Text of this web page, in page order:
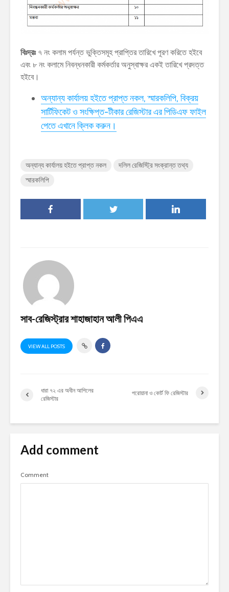
বিঃদ্রঃ ৭ নং কলাম পর্যন্ত ভুক্তিসমূহ প্রাপ্তির তারিখে পূরণ করিতে হইবে
এবং ৮ নং কলামে নিবন্ধনকারী কর্মকর্তার অনুস্বাক্ষর একই তারিখে প্রদত্ত
হইবে।
অন্যান্য কার্যালয় হইতে প্রাপ্ত নকল, স্মারকলিপি, বিক্রয়
সার্টিফিকেট ও সংক্ষিপ্ত-টীকার রেজিস্টার এর পিডিএফ ফাইল
পেতে এখানে ক্লিক করুন।
অন্যান্য কার্যালয় হইতে প্রাপ্ত নকল
দলিল রেজিস্ট্রি সংক্রান্ত তথ্য
স্মারকলিপি
সাব-রেজিস্ট্রার শাহাজাহান আলী পিএএ
VIEW ALL POSTS
ধারা ৭২ এর অধীন আপিলের
রেজিস্টার
পরোয়ানা ও কোর্ট ফি রেজিস্টার
Add comment
Comment